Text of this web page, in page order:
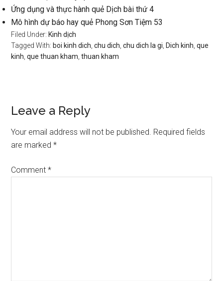
Ứng dụng và thực hành quẻ Dịch bài thứ 4
Mô hình dự báo hay quẻ Phong Sơn Tiệm 53
Filed Under: Kinh dịch
Tagged With: boi kinh dich ,chu dich ,chu dich la gi Dich kinh ,que
kinh ,que thuan kham ,thuan kham
Reader
Interactions
Leave a Reply
Your email address will not be published. Required fields
are marked*
Comment*